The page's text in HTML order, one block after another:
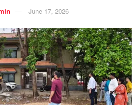
June 17, 2026